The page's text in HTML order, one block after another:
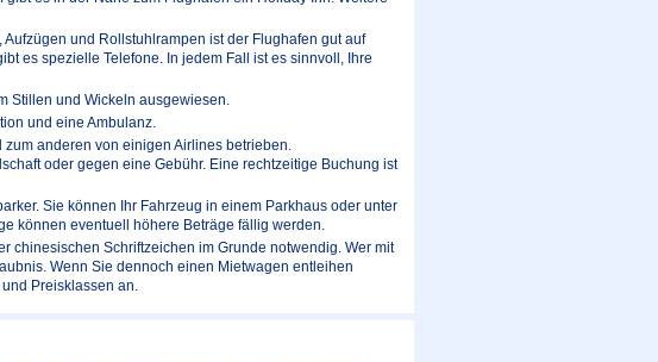
und Rollstuhlrampen ist der Flughafen gut auf
es spezielle Telefone. In jedem Fall ist es sinnvoll, Ihre
Stillen und Wickeln ausgewiesen.
und eine Ambulanz.
anderen von einigen Airlines betrieben.
oder gegen eine Gebühr. Eine rechtzeitige Buchung ist
Sie können Ihr Fahrzeug in einem Parkhaus oder unter
können eventuell höhere Beträge fällig werden.
chinesischen Schriftzeichen im Grunde notwendig. Wer mit
Wenn Sie dennoch einen Mietwagen entleihen
Preisklassen an.